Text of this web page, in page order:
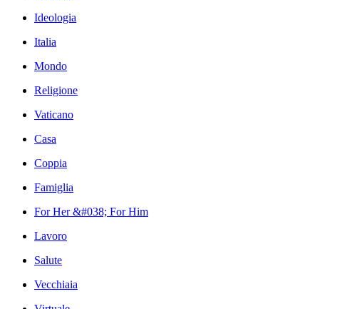
Ideologia
Italia
Mondo
Religione
Vaticano
Casa
Coppia
Famiglia
For Her &#038; For Him
Lavoro
Salute
Vecchiaia